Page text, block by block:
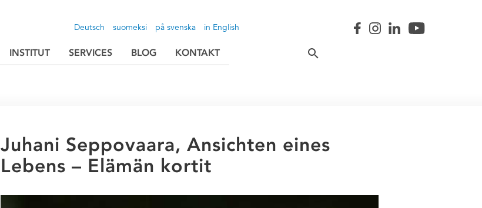
suomeksi
Deutsch på svenska in English
INSTITUT SERVICES BLOG KONTAKT
Juhani Seppovaara, Ansichten eines
Lebens – Elämän kortit